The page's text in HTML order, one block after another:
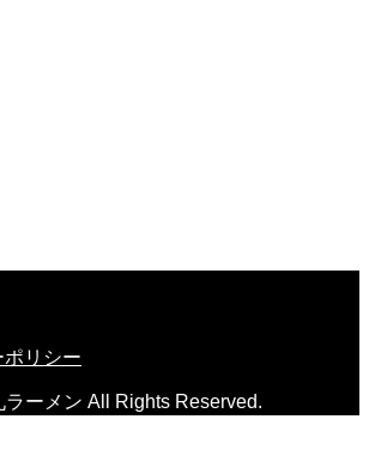
リシー
ーメン All Rights Reserved.